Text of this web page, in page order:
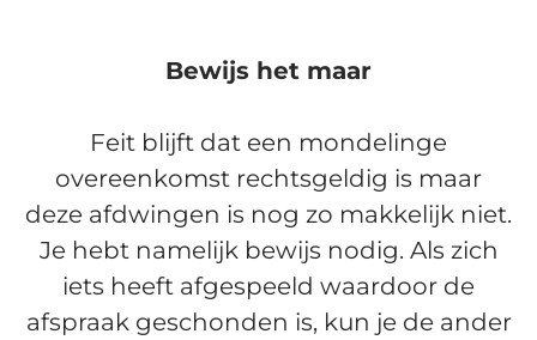
Bewijs het maar
Feit blijft dat een mondelinge
overeenkomst rechtsgeldig is maar
deze afdwingen is nog zo makkelijk niet.
Je hebt namelijk bewijs nodig. Als zich
iets heeft afgespeeld waardoor de
afspraak geschonden is, kun je de ander